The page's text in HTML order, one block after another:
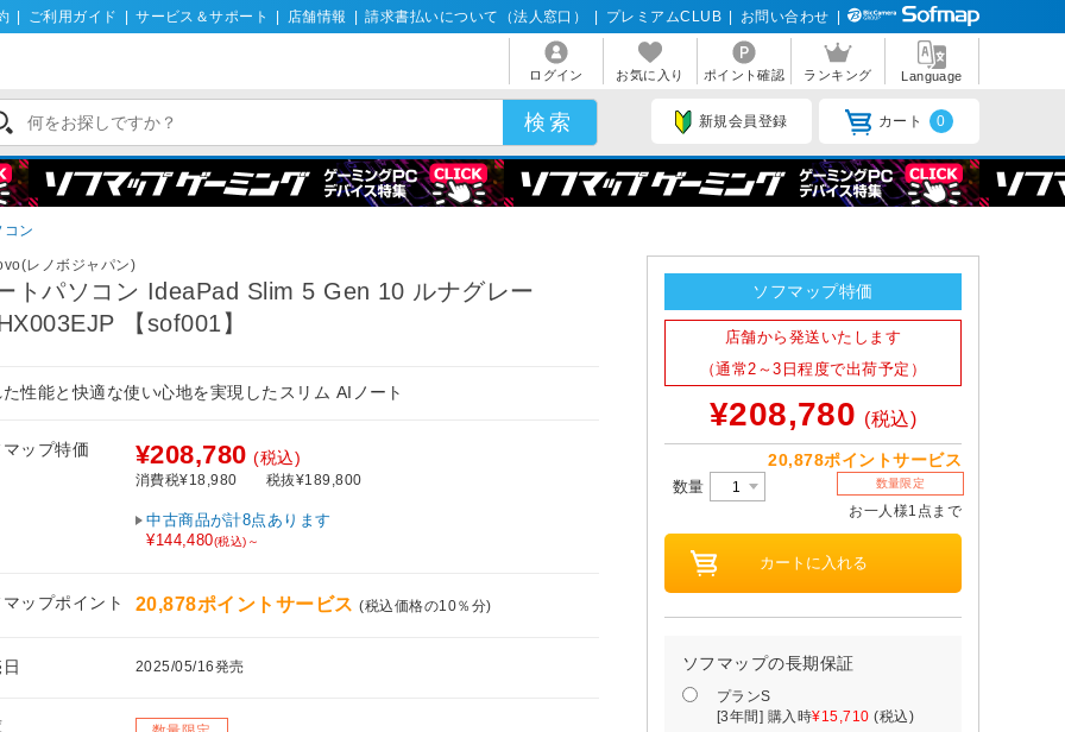
ご利用ガイド サービス＆サポート 店舗情報 請求書払いについて（法人窓口） プレミアムCLUB お問い合わせ
ログイン お気に入り ポイント確認 ランキング Language
新規会員登録 カート 0
ン
レノボジャパン)
トパソコン IdeaPad Slim 5 Gen 10 ルナグレー
【sof001】
性能と快適な使い心地を実現したスリム AIノート
ップ特価 ¥208,780 (税込)
消費税¥18,980 税抜¥189,800
中古商品が計8点あります
¥144,480(税込)～
ップポイント 20,878ポイントサービス(税込価格の10％分)
2025/05/16発売
ソフマップ特価
店舗から発送いたします
（通常2～3日程度で出荷予定）
¥208,780 (税込)
20,878ポイントサービス
数量 数量限定
お一人様1点まで
ソフマップの長期保証
プランS
[3年間] 購入時¥15,710 (税込)